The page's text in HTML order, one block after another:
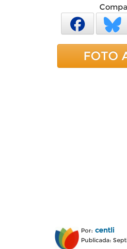
FOTO
Por: centli
Publicada: